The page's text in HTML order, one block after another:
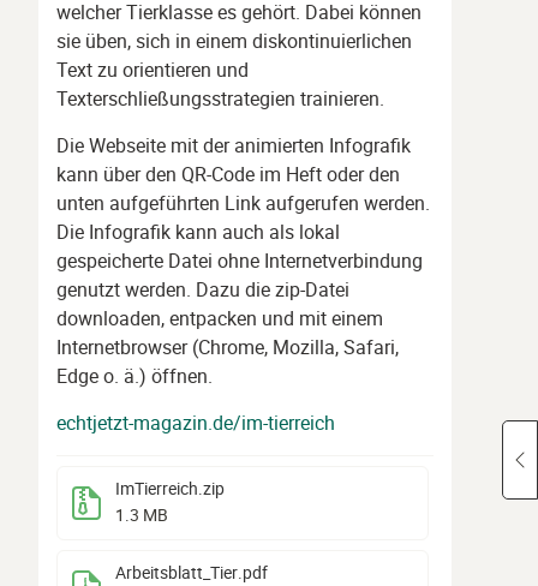
welcher Tierklasse es gehört. Dabei können
sie üben, sich in einem diskontinuierlichen
Text zu orientieren und
Texterschließungsstrategien trainieren.
Die Webseite mit der animierten Infografik
kann über den QR-Code im Heft oder den
unten aufgeführten Link aufgerufen werden.
Die Infografik kann auch als lokal
gespeicherte Datei ohne Internetverbindung
genutzt werden. Dazu die zip-Datei
downloaden, entpacken und mit einem
Internetbrowser (Chrome, Mozilla, Safari,
Edge o. ä.) öffnen.
echtjetzt-magazin.de/im-tierreich
ImTierreich.zip
1.3 MB
Arbeitsblatt_Tier.pdf